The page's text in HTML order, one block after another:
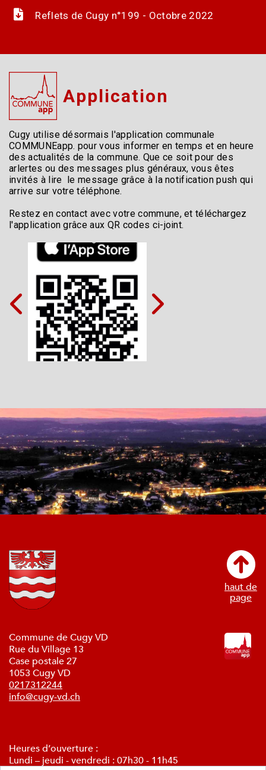
Reflets de Cugy n°199 - Octobre 2022
Application
Cugy utilise désormais l'application communale
COMMUNEapp. pour vous informer en temps et en heure
des actualités de la commune. Que ce soit pour des
arlertes ou des messages plus généraux, vous êtes
invités à lire le message grâce à la notification push qui
arrive sur votre téléphone.
Restez en contact avec votre commune, et téléchargez
l'application grâce aux QR codes ci-joint.
Commune de Cugy VD
Rue du Village 13
Case postale 27
1053 Cugy VD
0217312244
info@cugy-vd.ch
Heures d’ouverture :
Lundi – jeudi - vendredi : 07h30 - 11h45
haut de
page